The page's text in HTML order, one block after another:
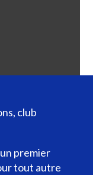
club
premier
tout autre